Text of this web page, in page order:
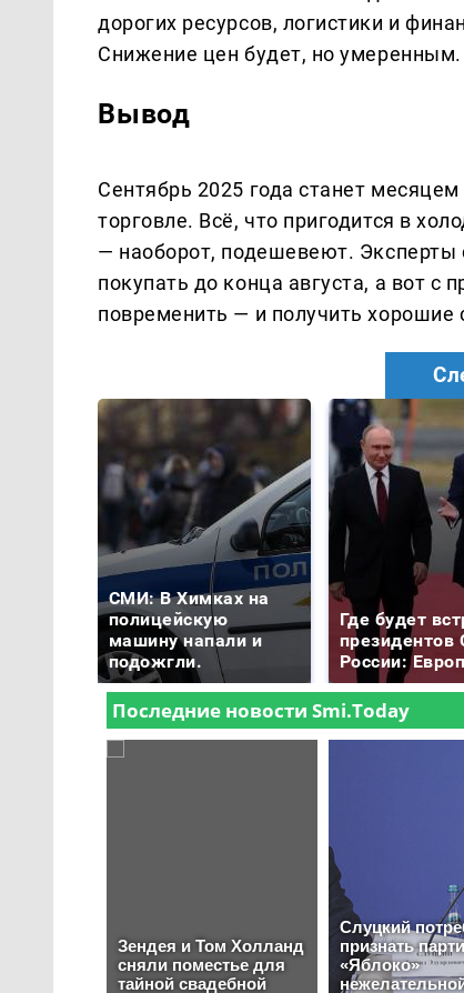
дорогих ресурсов, логистики и
Снижение цен будет, но умеренным.
Вывод
Сентябрь 2025 года станет
торговле. Всё, что пригодится в
— наоборот, подешевеют. Эксперты
покупать до конца августа, а вот
повременить — и получить хорошие
СМИ: В Химках на
полицейскую
машину напали и
подожгли.
Где будет
России: